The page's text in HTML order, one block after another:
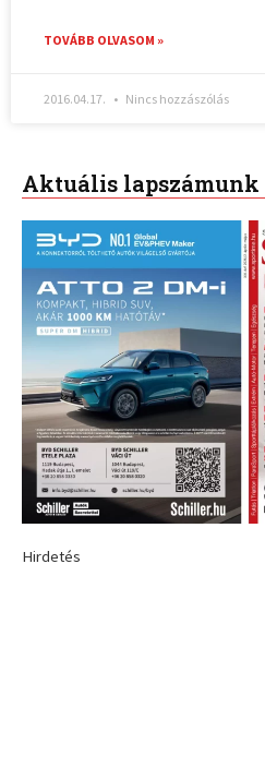
TOVÁBB OLVASOM »
2016.04.17. Nincs hozzászólás
Aktuális lapszámunk
Hirdetés